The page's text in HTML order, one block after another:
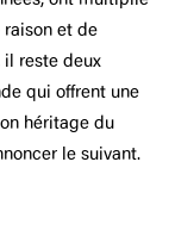
et de
reste deux
qui offrent une
héritage du
le suivant.